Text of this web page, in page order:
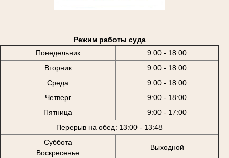
Режим работы суда
Понедельник
9:00 - 18:00
Вторник
9:00 - 18:00
Среда
9:00 - 18:00
Четверг
9:00 - 18:00
Пятница
9:00 - 17:00
Перерыв на обед: 13:00 - 13:48
Суббота
Воскресенье
Выходной